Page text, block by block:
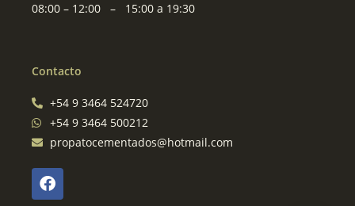
08:00 – 12:00 – 15:00 a 19:30
Contacto
+54 9 3464 524720
+54 9 3464 500212
propatocementados@hotmail.com